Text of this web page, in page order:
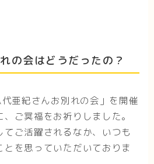
の会はどうだったの？
亜紀さんお別れの会」を開催
ご冥福をお祈りしました。
ご活躍されるなか、いつも
とを思っていただいておりま